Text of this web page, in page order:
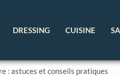
DRESSING CUISINE
: astuces et conseils pratiques